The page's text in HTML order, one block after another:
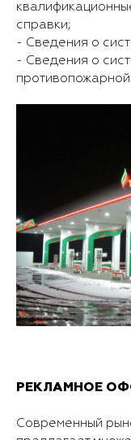
справки;
- Сведения о
- Сведения о
РЕКЛАМНОЕ
Современный